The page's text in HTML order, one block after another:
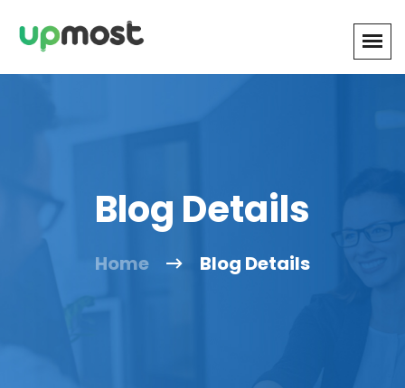
Blog Details
Home Blog Details